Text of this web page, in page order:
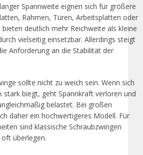
Spannweite eignen sich für größere
Rahmen, Türen, Arbeitsplatten oder
bieten deutlich mehr Reichweite als kleine
vielseitig einsetzbar. Allerdings steigt
Anforderung an die Stabilität der
sollte nicht zu weich sein. Wenn sich
stark biegt, geht Spannkraft verloren und
belastet. Bei großen
daher ein hochwertigeres Modell. Für
sind klassische Schraubzwingen
überlegen.